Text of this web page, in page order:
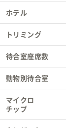
ホテル
トリミング
待合室座席数
動物別待合室
マイクロ
チップ